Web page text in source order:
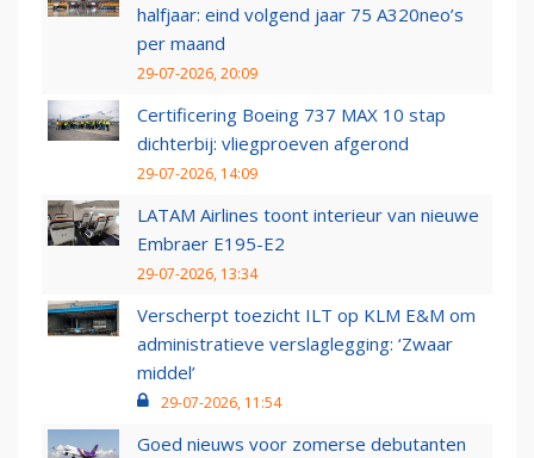
halfjaar: eind volgend jaar 75 A320neo’s
per maand
29-07-2026, 20:09
Certificering Boeing 737 MAX 10 stap
dichterbij: vliegproeven afgerond
29-07-2026, 14:09
LATAM Airlines toont interieur van nieuwe
Embraer E195-E2
29-07-2026, 13:34
Verscherpt toezicht ILT op KLM E&M om
administratieve verslaglegging: ‘Zwaar
middel’
29-07-2026, 11:54
Goed nieuws voor zomerse debutanten